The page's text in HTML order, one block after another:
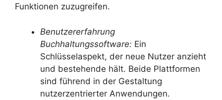
Funktionen zuzugreifen.
Benutzererfahrung
Buchhaltungssoftware: Ein
Schlüsselaspekt, der neue Nutzer anzieht
und bestehende hält. Beide Plattformen
sind führend in der Gestaltung
nutzerzentrierter Anwendungen.